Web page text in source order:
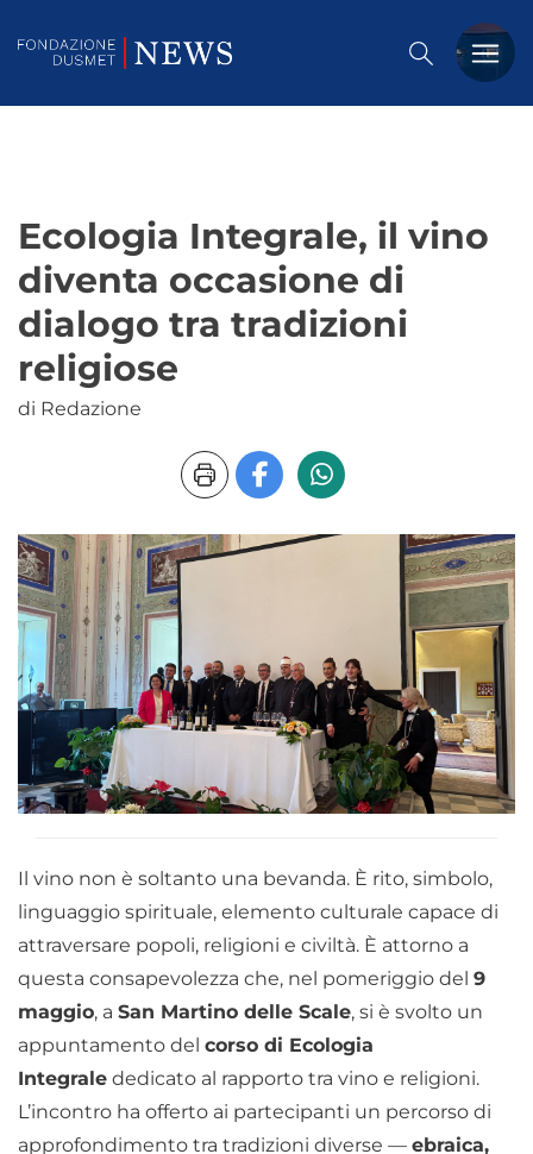
PREMIO DUSMET
OSSERVATORIO
Ecologia Integrale, il vino
diventa occasione di
dialogo tra tradizioni
religiose
di Redazione
Il vino non è soltanto una bevanda. È rito, simbolo,
linguaggio spirituale, elemento culturale capace di
attraversare popoli, religioni e civiltà. È attorno a
questa consapevolezza che, nel pomeriggio del 9
maggio, a San Martino delle Scale, si è svolto un
appuntamento del corso di Ecologia
Integrale dedicato al rapporto tra vino e religioni.
L’incontro ha offerto ai partecipanti un percorso di
approfondimento tra tradizioni diverse — ebraica,